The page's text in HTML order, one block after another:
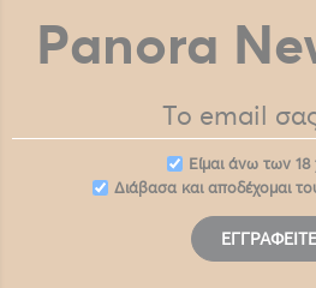
Panora
Eίμαι άνω των
Διάβασα και αποδέχομαι
ΕΓΓΡΑΦΕΊΤΕ